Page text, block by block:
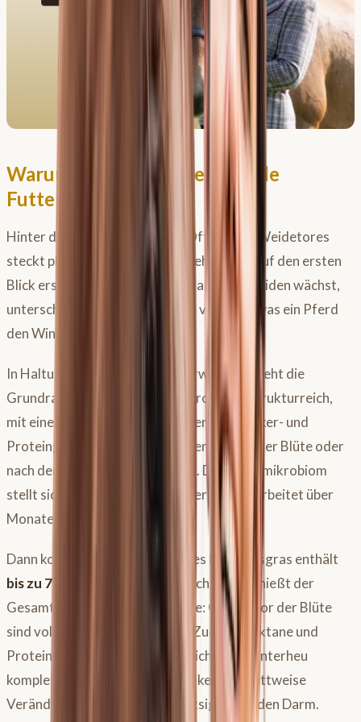
Warum Anweiden eine radikale
Futterumstellung ist
Hinter dem scheinbar simplen Öffnen des Weidetores
steckt physiologisch deutlich mehr, als es auf den ersten
Blick erscheint. Was im Frühling auf den Weiden wächst,
unterscheidet sich fundamental von dem, was ein Pferd
den Winter über gefressen hat.
In Haltungsformen ohne Winterweide besteht die
Grundration meist aus Heu: getrocknet, strukturreich,
mit einem vergleichsweise moderaten Zucker- und
Proteingehalt, weil Heu typischerweise in der Blüte oder
nach der Blüte geschnitten wird. Das Darmmikrobiom
stellt sich auf genau dieses Futter ein und arbeitet über
Monate hinweg stabil damit.
Dann kommt das Frühjahr. Junges Frühjahrsgras enthält
bis zu 75 Prozent Wasser
. Gleichzeitig schießt der
Gesamtzuckergehalt in die Höhe: Gräser vor der Blüte
sind vollgepumpt mit Energie – Zucker, Fruktane und
Protein auf einem Niveau, das sich vom Winterheu
komplett unterscheidet. Das ist keine schrittweise
Veränderung. Das ist ein Schocksignal für den Darm.